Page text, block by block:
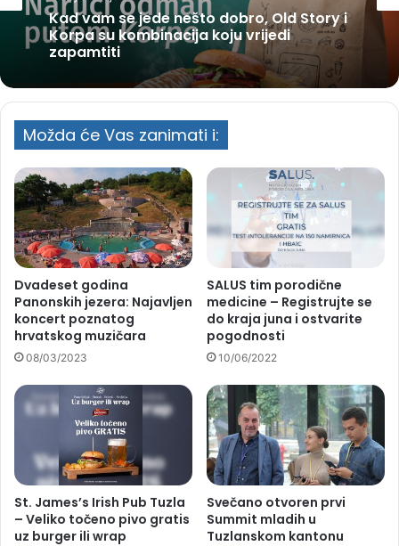
Kad vam se jede nešto dobro, Old Story i
Korpa su kombinacija koju vrijedi
zapamtiti
Možda će Vas zanimati i:
Dvadeset godina
Panonskih jezera: Najavljen
koncert poznatog
hrvatskog muzičara
08/03/2023
SALUS tim porodične
medicine – Registrujte se
do kraja juna i ostvarite
pogodnosti
10/06/2022
St. James’s Irish Pub Tuzla
– Veliko točeno pivo gratis
uz burger ili wrap
Svečano otvoren prvi
Summit mladih u
Tuzlanskom kantonu